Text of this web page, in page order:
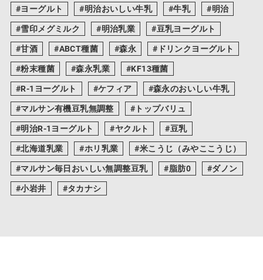
ヨーグルト 明治おいしい牛乳 牛乳
明治
雪印メグミルク
明治乳業
豆乳ヨーグルト
甘酒
ABCT種菌 森永
ドリンクヨーグルト
粉末種菌
森永乳業
KF13種菌
R-1ヨーグルト
ケフィア
森永のおいしい牛乳
マルサン有機豆乳無調整
トップバリュ
明治R-1ヨーグルト
ヤクルト
豆乳
北海道乳業
ホリ乳業
米こうじ（みやここうじ）
マルサン毎日おいしい無調整豆乳
脂肪0
ダノン
小岩井
タカナシ